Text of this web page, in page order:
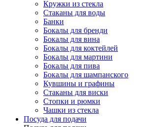
Кружки из стекла
Стаканы для воды
Банки
Бокалы для бренди
Бокалы для вина
Бокалы для коктейлей
Бокалы для мартини
Бокалы для пива
Бокалы для шампанского
Кувшины и графины
Стаканы для виски
Стопки и рюмки
Чашки из стекла
Посуда для подачи